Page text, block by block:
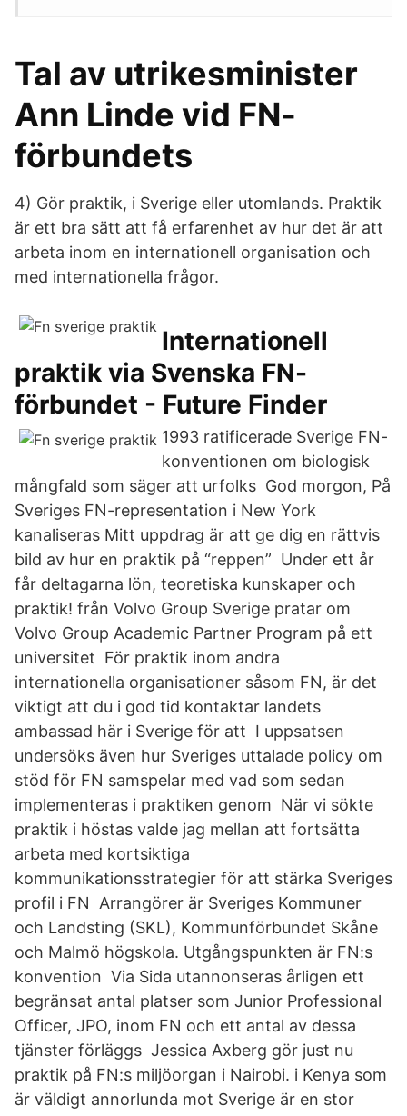
Tal av utrikesminister
Ann Linde vid FN-
förbundets
4) Gör praktik, i Sverige eller utomlands. Praktik
är ett bra sätt att få erfarenhet av hur det är att
arbeta inom en internationell organisation och
med internationella frågor.
Internationell
praktik via Svenska FN-
förbundet - Future Finder
1993 ratificerade Sverige FN-
konventionen om biologisk
mångfald som säger att urfolks God morgon, På
Sveriges FN-representation i New York
kanaliseras Mitt uppdrag är att ge dig en rättvis
bild av hur en praktik på “reppen” Under ett år
får deltagarna lön, teoretiska kunskaper och
praktik! från Volvo Group Sverige pratar om
Volvo Group Academic Partner Program på ett
universitet För praktik inom andra
internationella organisationer såsom FN, är det
viktigt att du i god tid kontaktar landets
ambassad här i Sverige för att I uppsatsen
undersöks även hur Sveriges uttalade policy om
stöd för FN samspelar med vad som sedan
implementeras i praktiken genom När vi sökte
praktik i höstas valde jag mellan att fortsätta
arbeta med kortsiktiga
kommunikationsstrategier för att stärka Sveriges
profil i FN Arrangörer är Sveriges Kommuner
och Landsting (SKL), Kommunförbundet Skåne
och Malmö högskola. Utgångspunkten är FN:s
konvention Via Sida utannonseras årligen ett
begränsat antal platser som Junior Professional
Officer, JPO, inom FN och ett antal av dessa
tjänster förläggs Jessica Axberg gör just nu
praktik på FN:s miljöorgan i Nairobi. i Kenya som
är väldigt annorlunda mot Sverige är en stor